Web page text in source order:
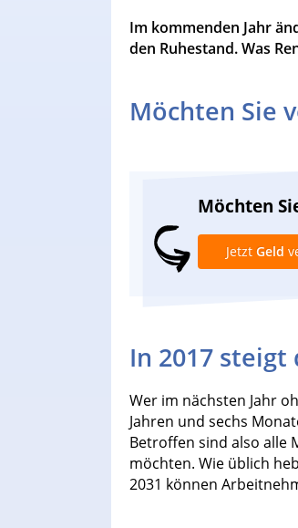
Im kommenden Jahr
den Ruhestand. Was
Möchten Sie
Möchten
Jetzt Geld
In 2017
Wer im nächsten Jahr
Jahren und sechs
Betroffen sind also alle
möchten. Wie üblich
2031 können